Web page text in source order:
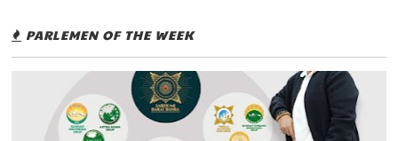
PARLEMEN OF THE WEEK